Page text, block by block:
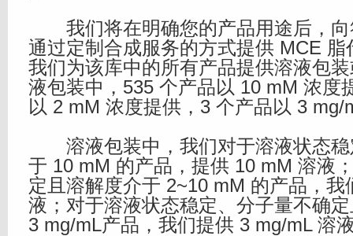
我们将在明确您的产品用途后，向
通过定制合成服务的方式提供 MCE 脂
我们为该库中的所有产品提供溶液包
液包装中，535 个产品以 10 mM 浓度
以 2 mM 浓度提供，3 个产品以 3 mg/
溶液包装中，我们对于溶液状态稳
于 10 mM 的产品，提供 10 mM 溶液
定且溶解度介于 2~10 mM 的产品，我
液；对于溶液状态稳定、分子量不确
3 mg/mL产品，我们提供 3 mg/mL 溶